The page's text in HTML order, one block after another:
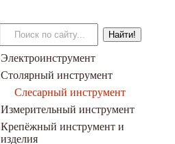
Электроинструмент
Столярный инструмент
Слесарный инструмент
Измерительный инструмент
Крепёжный инструмент и
изделия